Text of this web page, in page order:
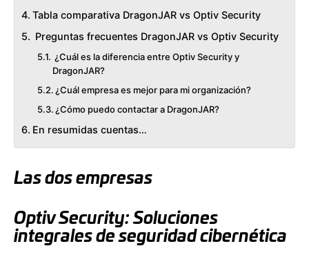
Tabla comparativa DragonJAR vs Optiv Security
Preguntas frecuentes DragonJAR vs Optiv Security
¿Cuál es la diferencia entre Optiv Security y
DragonJAR?
¿Cuál empresa es mejor para mi organización?
¿Cómo puedo contactar a DragonJAR?
En resumidas cuentas…
Las dos empresas
Optiv Security: Soluciones
integrales de seguridad cibernética